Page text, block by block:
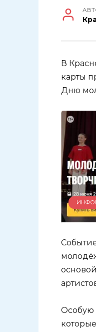
В
карты
Дню
Особую